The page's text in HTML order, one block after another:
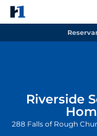
Riverside
288 Falls of Rough